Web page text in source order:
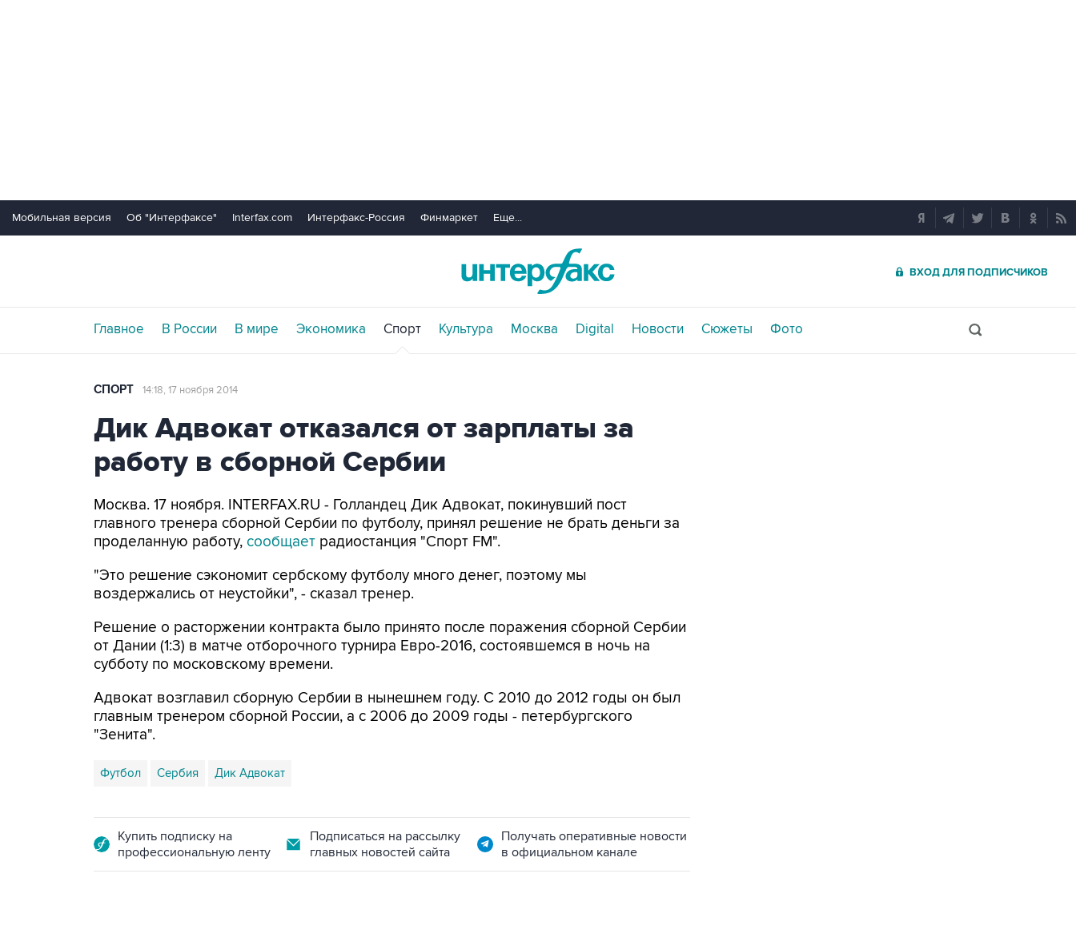
Мобильная версия Об "Интерфаксе" Interfax.com Интерфакс-Россия Финмаркет Еще...
ВХОД ДЛЯ ПОДПИСЧИКОВ
Главное В России В мире Экономика Спорт Культура Москва Digital Новости Сюжеты Фото
СПОРТ 14:18, 17 ноября 2014
Дик Адвокат отказался от зарплаты за
работу в сборной Сербии
Москва. 17 ноября. INTERFAX.RU - Голландец Дик Адвокат, покинувший пост
главного тренера сборной Сербии по футболу, принял решение не брать деньги за
проделанную работу, сообщает радиостанция "Спорт FM".
"Это решение сэкономит сербскому футболу много денег, поэтому мы
воздержались от неустойки", - сказал тренер.
Решение о расторжении контракта было принято после поражения сборной Сербии
от Дании (1:3) в матче отборочного турнира Евро-2016, состоявшемся в ночь на
субботу по московскому времени.
Адвокат возглавил сборную Сербии в нынешнем году. С 2010 до 2012 годы он был
главным тренером сборной России, а с 2006 до 2009 годы - петербургского
"Зенита".
Футбол Сербия Дик Адвокат
Купить подписку на
профессиональную ленту
Подписаться на рассылку
главных новостей сайта
Получать оперативные новости
в официальном канале